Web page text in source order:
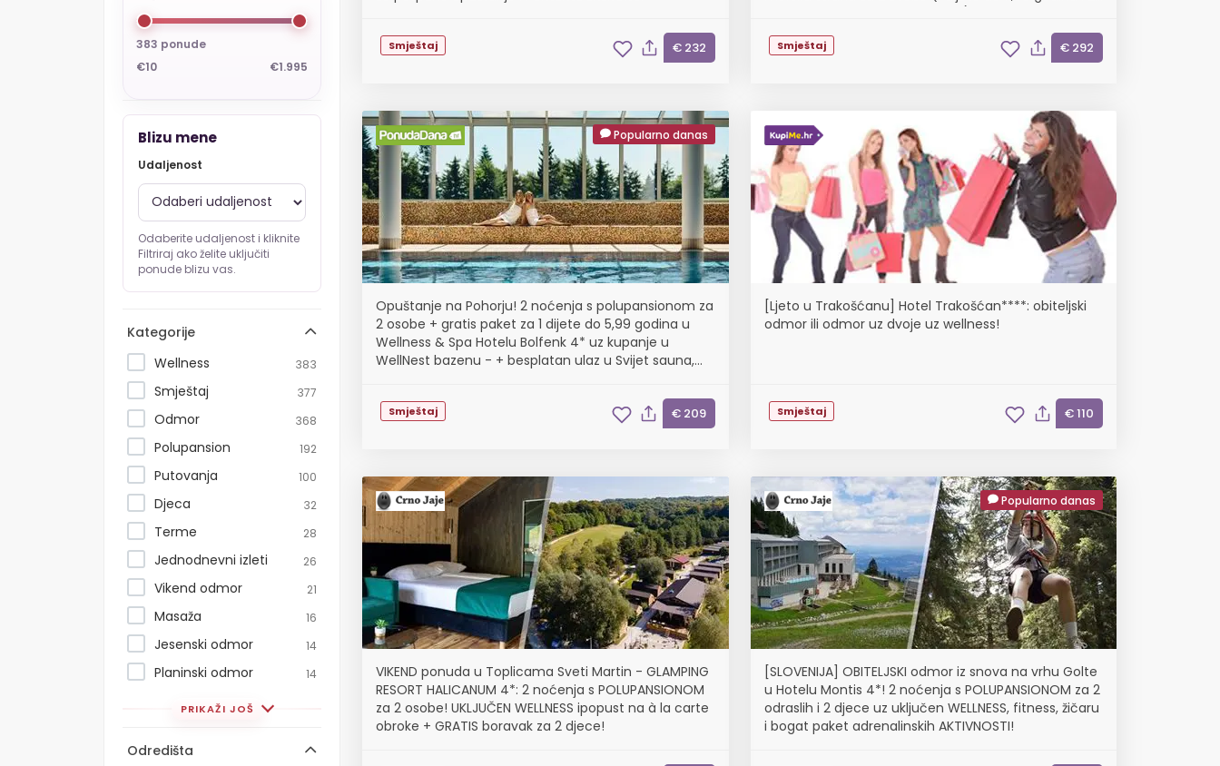
383 ponude
€10
€1.995
Blizu mene
Udaljenost
Odaberite udaljenost i kliknite
Filtriraj ako želite uključiti
ponude blizu vas.
Kategorije
Wellness
383
Smještaj 377
Odmor 368
Polupansion 192
Putovanja 100
Djeca 32
Terme 28
Jednodnevni izleti 26
Vikend odmor 21
Masaža 16
Jesenski odmor 14
Planinski odmor 14
PRIKAŽI JOŠ
Odredišta
Smještaj € 232
dijete do 2,99 godina besplatno), All inc...
Smještaj € 292
Popularno danas
Opuštanje na Pohorju! 2 noćenja s polupansionom za
2 osobe + gratis paket za 1 dijete do 5,99 godina u
Wellness & Spa Hotelu Bolfenk 4* uz kupanje u
WellNest bazenu - + besplatan ulaz u Svijet sauna,
Smještaj € 209
[Ljeto u Trakošćanu] Hotel Trakošćan****: obiteljski
odmor ili odmor uz dvoje uz wellness!
Smještaj € 110
VIKEND ponuda u Toplicama Sveti Martin - GLAMPING
RESORT HALICANUM 4*: 2 noćenja s POLUPANSIONOM
za 2 osobe! UKLJUČEN WELLNESS ipopust na à la carte
obroke + GRATIS boravak za 2 djece!
Popularno danas
[SLOVENIJA] OBITELJSKI odmor iz snova na vrhu Golte
u Hotelu Montis 4*! 2 noćenja s POLUPANSIONOM za 2
odraslih i 2 djece uz uključen WELLNESS, fitness, žičaru
i bogat paket adrenalinskih AKTIVNOSTI!